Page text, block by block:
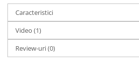
Caracteristici
Video (1)
Review-uri(0)